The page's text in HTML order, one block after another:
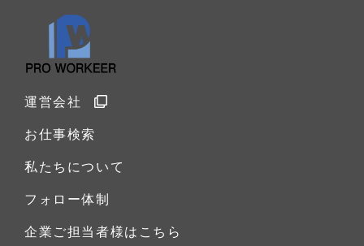
運営会社
お仕事検索
私たちについて
フォロー体制
企業ご担当者様はこちら